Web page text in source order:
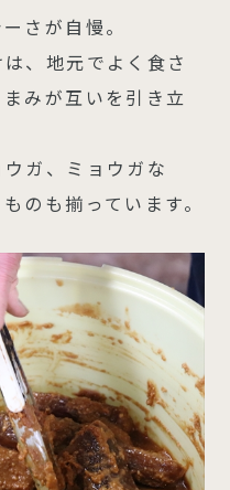
さが自慢。
、地元でよく食さ
みが互いを引き立
ガ、ミョウガな
のも揃っています。